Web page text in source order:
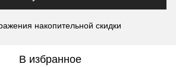
накопительной скидки
В избранное